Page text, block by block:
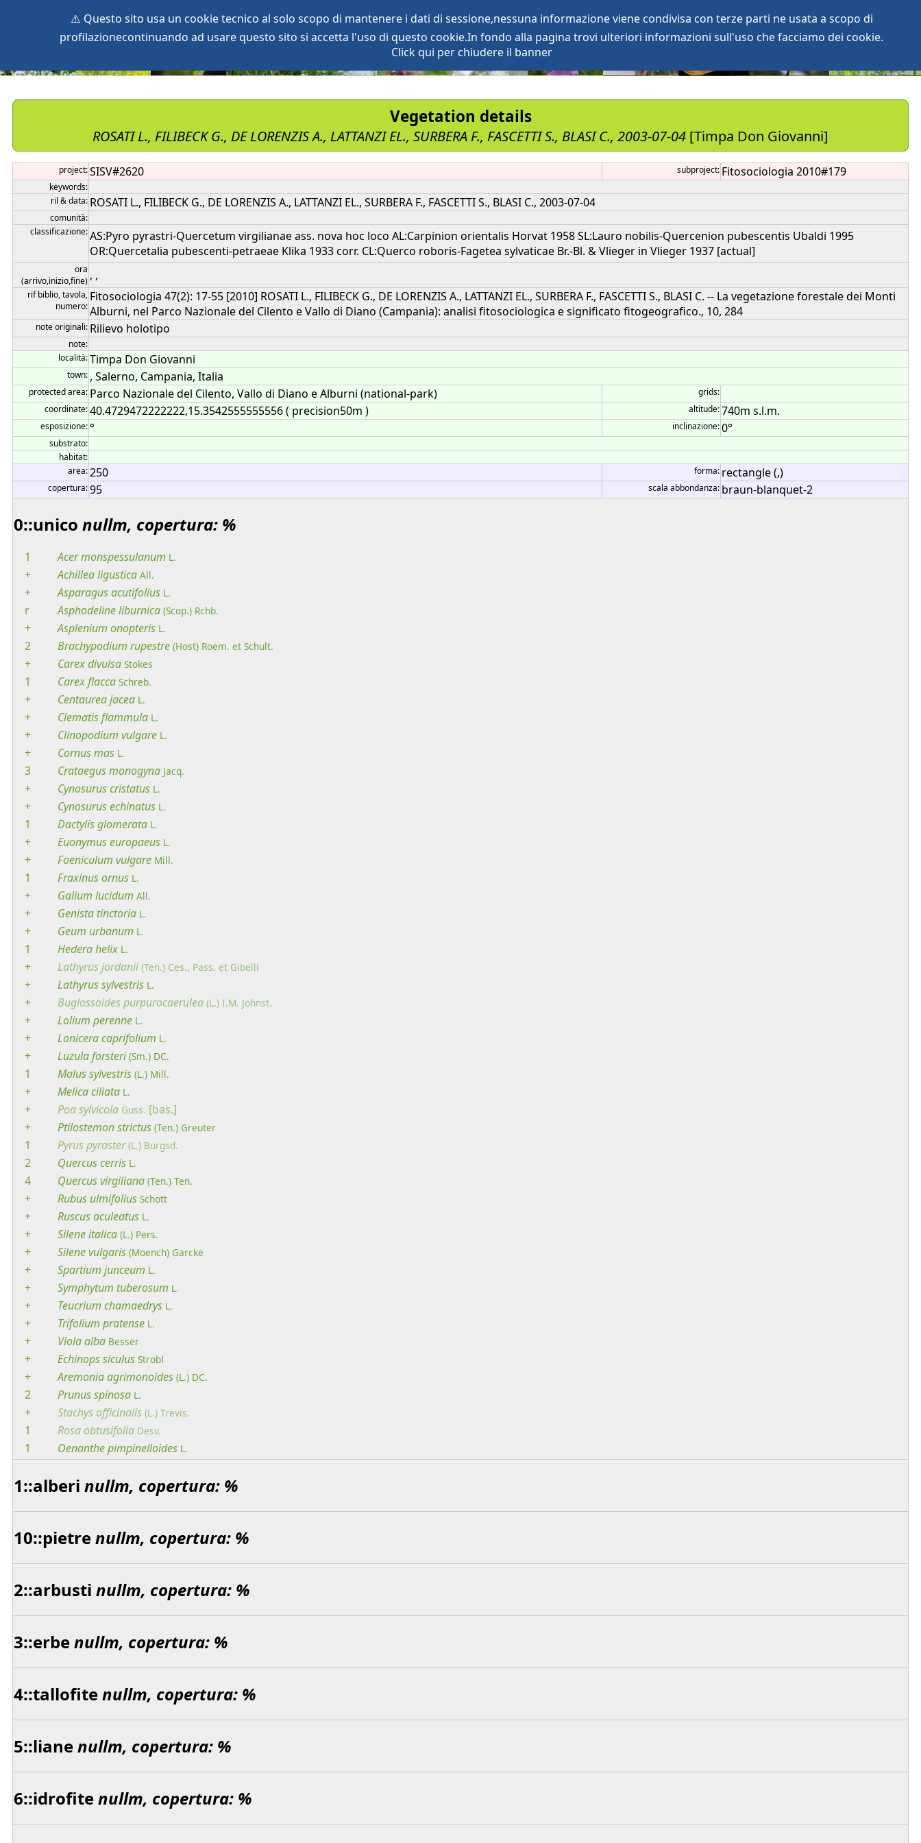
⚠️ Questo sito usa un cookie tecnico al solo scopo di mantenere i dati di sessione,nessuna informazione viene condivisa con terze parti ne usata a scopo di
profilazionecontinuando ad usare questo sito si accetta l'uso di questo cookie.In fondo alla pagina trovi ulteriori informazioni sull'uso che facciamo dei cookie.
Click qui per chiudere il banner
login
anArchive
Vegetation details
ROSATI L., FILIBECK G., DE LORENZIS A., LATTANZI EL., SURBERA F., FASCETTI S., BLASI C., 2003-07-04 [Timpa Don Giovanni]
project:SISV#2620 subproject: Fitosociologia 2010#179
keywords:
ril & data: ROSATI L., FILIBECK G., DE LORENZIS A., LATTANZI EL., SURBERA F., FASCETTI S., BLASI C., 2003-07-04
comunità:
classificazione:AS:Pyro pyrastri-Quercetum virgilianae ass. nova hoc loco AL:Carpinion orientalis Horvat 1958 SL:Lauro nobilis-Quercenion pubescentis Ubaldi 1995
OR:Quercetalia pubescenti-petraeae Klika 1933 corr. CL:Querco roboris-Fagetea sylvaticae Br.-Bl. & Vlieger in Vlieger 1937 [actual]
ora
(arrivo,inizio,fine) , ,
rif biblio, tavola,
numero:
Fitosociologia 47(2): 17-55 [2010] ROSATI L., FILIBECK G., DE LORENZIS A., LATTANZI EL., SURBERA F., FASCETTI S., BLASI C. -- La vegetazione forestale dei Monti
Alburni, nel Parco Nazionale del Cilento e Vallo di Diano (Campania): analisi fitosociologica e significato fitogeografico., 10, 284
note originali: Rilievo holotipo
note:
località:Timpa Don Giovanni
town: , Salerno, Campania, Italia
protected area: Parco Nazionale del Cilento, Vallo di Diano e Alburni (national-park)
grids:
coordinate:40.4729472222222,15.3542555555556 ( precision50m ) altitude:740m s.l.m.
esposizione: ° inclinazione:0°
substrato:
habitat:
area:250 forma: rectangle (,)
copertura:95 scala abbondanza: braun-blanquet-2
0::unico nullm, copertura: %
1 Acermonspessulanum L.
+ Achillealigustica All.
+ Asparagusacutifolius L.
r Asphodelineliburnica (Scop.) Rchb.
+ Asplenium onopteris L.
2 Brachypodium rupestre (Host) Roem. et Schult.
+ Carexdivulsa Stokes
1 Carexflacca Schreb.
+ Centaureajacea L.
+ Clematisflammula L.
+ Clinopodium vulgare L.
+ Cornusmas L.
3 Crataegusmonogyna Jacq.
+ Cynosuruscristatus L.
+ Cynosurusechinatus L.
1 Dactylisglomerata L.
+ Euonymuseuropaeus L.
+ Foeniculum vulgare Mill.
1 Fraxinusornus L.
+ Galium lucidum All.
+ Genista tinctoria L.
+ Geum urbanum L.
1 Hederahelix L.
+ Lathyrusjordanii (Ten.) Ces., Pass. et Gibelli
+ Lathyrussylvestris L.
+ Buglossoidespurpurocaerulea (L.) I.M. Johnst.
+ Lolium perenne L.
+ Loniceracaprifolium L.
+ Luzulaforsteri (Sm.) DC.
1 Malussylvestris (L.) Mill.
+ Melicaciliata L.
+ Poasylvicola Guss. [bas.]
+
Ptilostemonstrictus (Ten.) Greuter
1 Pyruspyraster (L.) Burgsd.
2 Quercuscerris L.
4 Quercusvirgiliana (Ten.) Ten.
+ Rubus ulmifolius Schott
+ Ruscusaculeatus L.
+ Sileneitalica (L.) Pers.
+ Silenevulgaris (Moench) Garcke
+ Spartium junceum L.
+ Symphytum tuberosum L.
+ Teucrium chamaedrys L.
+ Trifolium pratense L.
+ Violaalba Besser
+ Echinopssiculus Strobl
+ Aremoniaagrimonoides (L.) DC.
2 Prunusspinosa L.
+ Stachysofficinalis (L.) Trevis.
1 Rosaobtusifolia Desv.
1 Oenanthepimpinelloides L.
1::alberi nullm, copertura: %
10::pietrenullm, copertura: %
2::arbusti nullm, copertura: %
3::erbenullm, copertura: %
4::tallofitenullm, copertura: %
5::lianenullm, copertura: %
6::idrofitenullm, copertura: %